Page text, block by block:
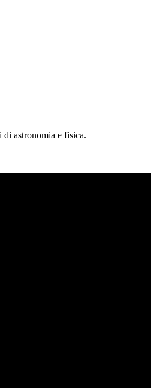
astronomia e fisica.